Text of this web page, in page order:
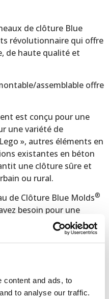
content and ads, to
to analyse our traffic.
de clôture Blue
révolutionnaire qui offre
de haute qualité et
assemblable offre
est conçu pour une
une variété de
», autres éléments en
existantes en béton
une clôture sûre et
ou rural.
de Clôture Blue Molds®
besoin pour une
de clôture, supports de
accessoires.
× 62 mm